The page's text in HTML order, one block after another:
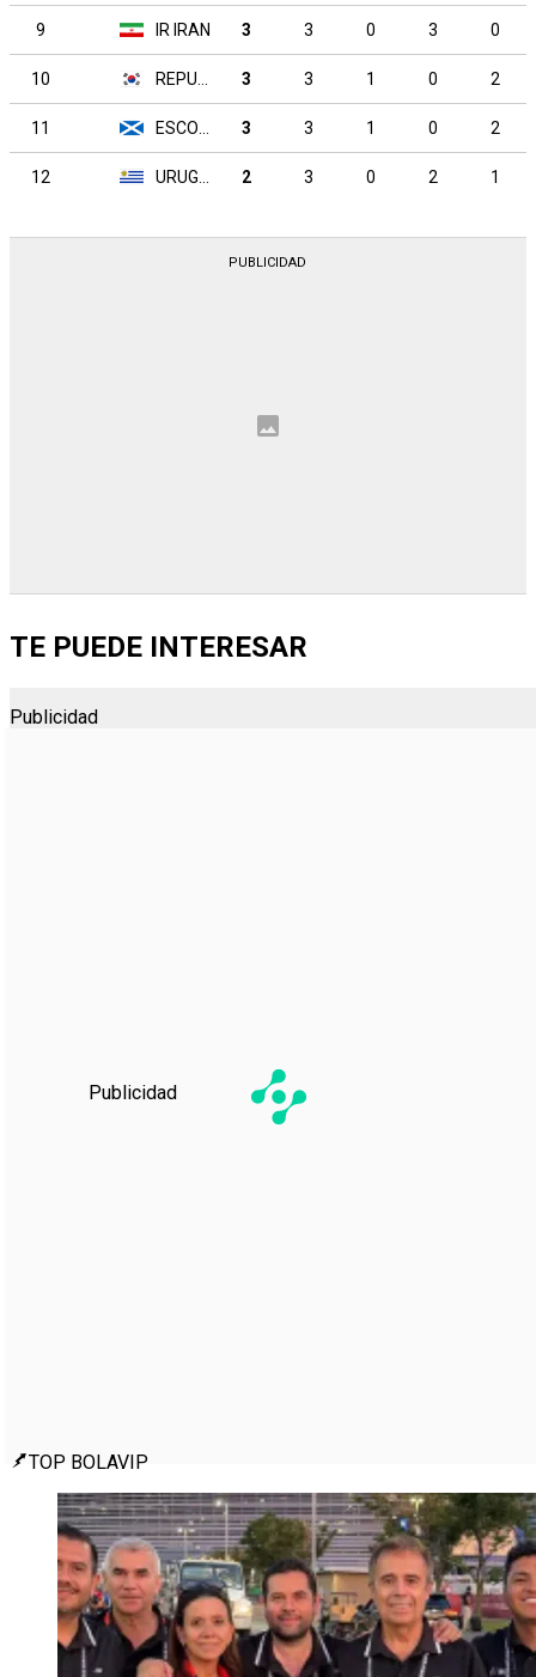
9 IR IRAN 3 3 0 3 0
10 3 3 1 0 2
11 3 3 1 0 2
12 2 3 0 2 1
TE PUEDE INTERESAR
Publicidad
Publicidad
TOP BOLAVIP